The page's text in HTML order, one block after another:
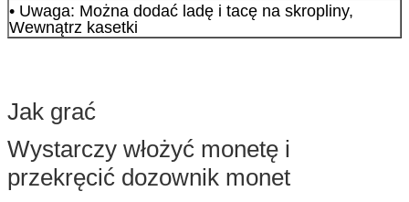
• Uwaga: Można dodać ladę i tacę na skropliny,
Wewnątrz kasetki
Jak grać
Wystarczy włożyć monetę i
przekręcić dozownik monet